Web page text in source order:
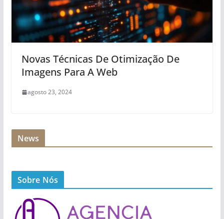
Novas Técnicas De Otimização De
Imagens Para A Web
agosto 23, 2024
News
Sobre Nós